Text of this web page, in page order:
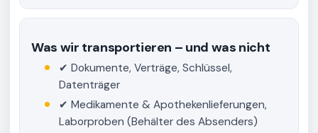
Was wir transportieren – und was nicht
✔ Dokumente, Verträge, Schlüssel,
Datenträger
✔ Medikamente & Apothekenlieferungen,
Laborproben (Behälter des Absenders)